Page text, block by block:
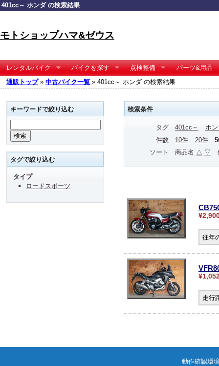
401cc～ ホンダ の検索結果
モトショップハマ&ゼウス
レンタルバイク バイクを探す 点検整備
パーツ&用品
通販トップ» 中古バイク一覧 » 401cc～ ホンダ の検索結果
検索条件
タグ 401cc～
ホ
件数
10件 20件
ソート
商品名 △ ▽
往年
走行
キーワードで絞り込む
タグで絞り込む
タイプ
ロードスポーツ
動作確認環